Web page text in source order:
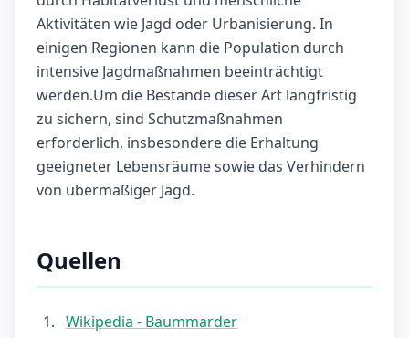
Aktivitäten wie Jagd oder Urbanisierung. In
einigen Regionen kann die Population durch
intensive Jagdmaßnahmen beeinträchtigt
werden.Um die Bestände dieser Art langfristig
zu sichern, sind Schutzmaßnahmen
erforderlich, insbesondere die Erhaltung
geeigneter Lebensräume sowie das Verhindern
von übermäßiger Jagd.
Quellen
Wikipedia - Baummarder